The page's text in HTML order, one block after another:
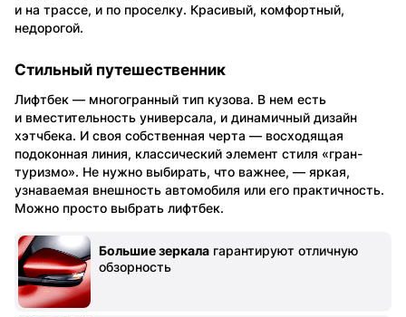
и на трассе, и по проселку. Красивый, комфортный,
недорогой.
Cтильный путешественник
Лифтбек — многогранный тип кузова. В нем есть
и вместительность универсала, и динамичный дизайн
хэтчбека. И своя собственная черта — восходящая
подоконная линия, классический элемент стиля «гран-
туризмо». Не нужно выбирать, что важнее, — яркая,
узнаваемая внешность автомобиля или его практичность.
Можно просто выбрать лифтбек.
Большие зеркала гарантируют отличную
обзорность